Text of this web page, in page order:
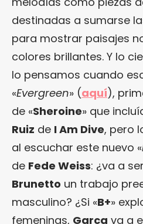
destinadas a sumarse
para mostrar paisajes
colores brillantes. Y lo
lo pensamos cuando
«Evergreen» (aquí),
de «Sheroine» que
Ruiz de I Am Dive, pero
al escuchar este nuevo «
de Fede Weiss: ¿va a
Brunetto un trabajo
masculino? ¿Si «B+»
femeninas, Garca va a